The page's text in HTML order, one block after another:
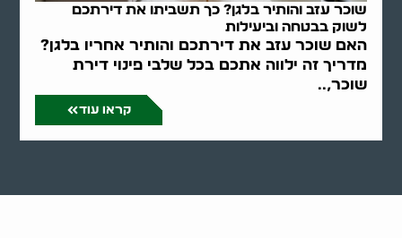
שוכר עזב והותיר בלגן? כך תשביתו את דירתכם
לשוק בבטחה וביעילות
האם שוכר עזב את דירתכם והותיר אחריו בלגן?
מדריך זה ילווה אתכם בכל שלבי פינוי דירת
שוכר,..
קראו עוד